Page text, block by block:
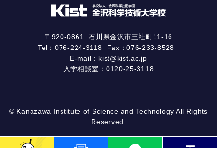
〒920-0861
石川県金沢市三社町11-16
Tel：076-224-3118
Fax：076-233-8528
E-mail： kist@kist.ac.jp
入学相談室： 0120-25-3118
© Kanazawa Institute of Science and Technology All Rights
Reserved.